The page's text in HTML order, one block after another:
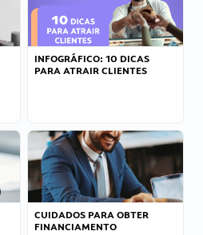
INFOGRÁFICO: 10 DICAS
PARA ATRAIR CLIENTES
CUIDADOS PARA OBTER
FINANCIAMENTO